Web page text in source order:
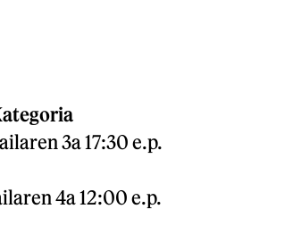
3a 17:30 e.p.
4a 12:00 e.p.